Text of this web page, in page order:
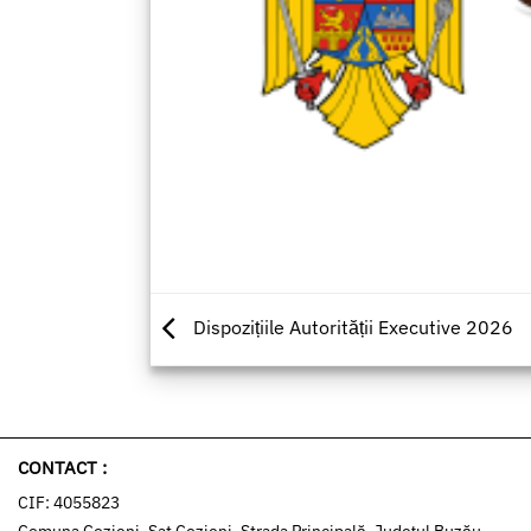
Dispozițiile Autorității Executive 2026
CONTACT :
CIF: 4055823